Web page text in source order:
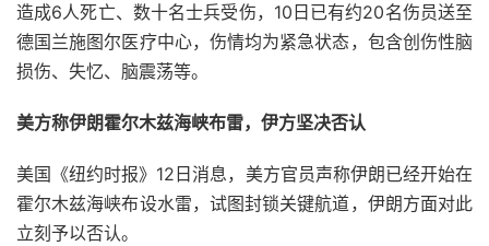
造成6人死亡、数十名士兵受伤，10日已有约20名伤员送至
德国兰施图尔医疗中心，伤情均为紧急状态，包含创伤性脑
损伤、失忆、脑震荡等。
美方称伊朗霍尔木兹海峡布雷，伊方坚决否认
美国《纽约时报》12日消息，美方官员声称伊朗已经开始在
霍尔木兹海峡布设水雷，试图封锁关键航道，伊朗方面对此
立刻予以否认。